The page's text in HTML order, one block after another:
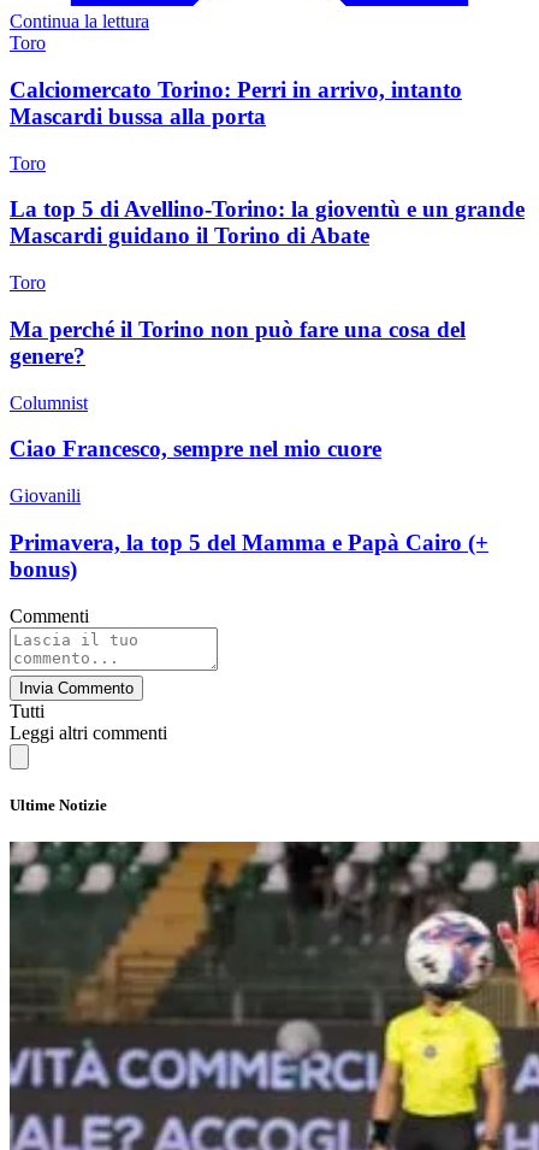
Continua la lettura
Toro
Calciomercato Torino: Perri in arrivo, intanto
Mascardi bussa alla porta
Toro
La top 5 di Avellino-Torino: la gioventù e un grande
Mascardi guidano il Torino di Abate
Toro
Ma perché il Torino non può fare una cosa del
genere?
Columnist
Ciao Francesco, sempre nel mio cuore
Giovanili
Primavera, la top 5 del Mamma e Papà Cairo (+
bonus)
Commenti
Invia Commento
Tutti
Leggi altri commenti
Ultime Notizie